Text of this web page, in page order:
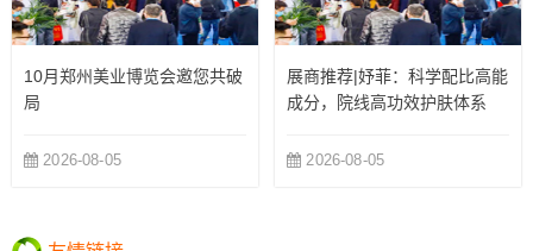
10月郑州美业博览会邀您共破
局
2026-08-05
展商推荐|妤菲：科学配比高能
成分，院线高功效护肤体系
2026-08-05